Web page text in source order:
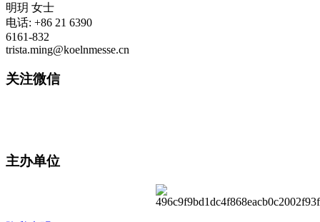
明玥 女士
电话: +86 21 6390
6161-832
trista.ming@koelnmesse.cn
关注微信
主办单位